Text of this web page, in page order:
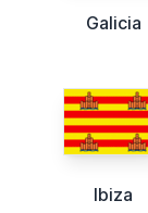
Galicia
Ibiza